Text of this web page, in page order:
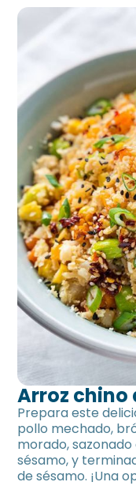
Arroz
Prepara este
pollo mechado,
morado,
sésamo, y
de sésamo. ¡Una